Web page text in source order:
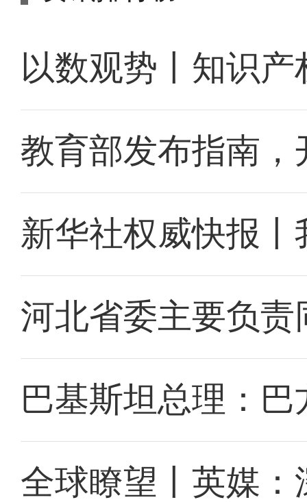
以数观势丨知识
教育部发布指南
新华社权威快报
河北省委主要负
巴基斯坦总理：
全球瞭望丨英媒